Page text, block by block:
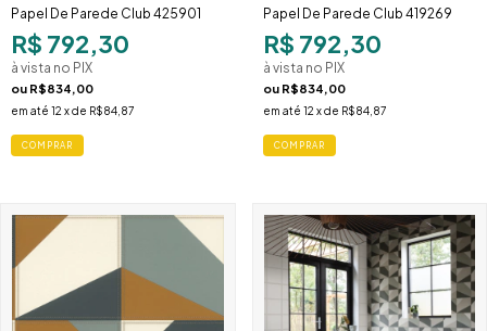
Papel De Parede Club 425901
R$ 792,30
à vista no PIX
ou R$834,00
em até 12 x de R$84,87
Papel De Parede Club 419269
R$ 792,30
à vista no PIX
ou R$834,00
em até 12 x de R$84,87